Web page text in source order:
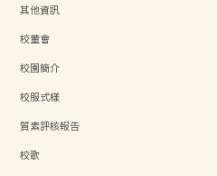
其他資訊
校董會
校園簡介
校服式樣
質素評核報告
校歌